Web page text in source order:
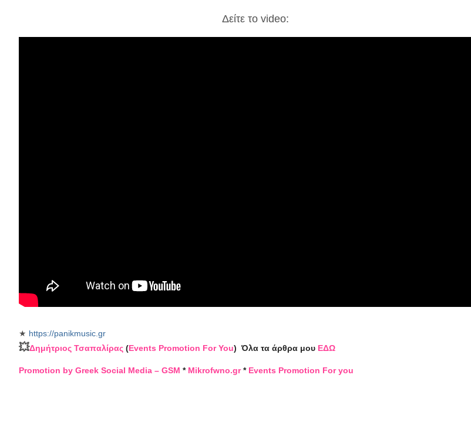
Δείτε το video:
★ https://panikmusic.gr
💥Δημήτριος Τσαπαλίρας (Events Promotion For You) Όλα τα άρθρα μου ΕΔΩ
Promotion by Greek Social Media – GSM * Mikrofwno.gr* Events Promotion For you